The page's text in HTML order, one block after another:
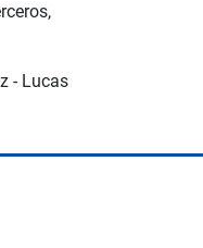
- Lucas